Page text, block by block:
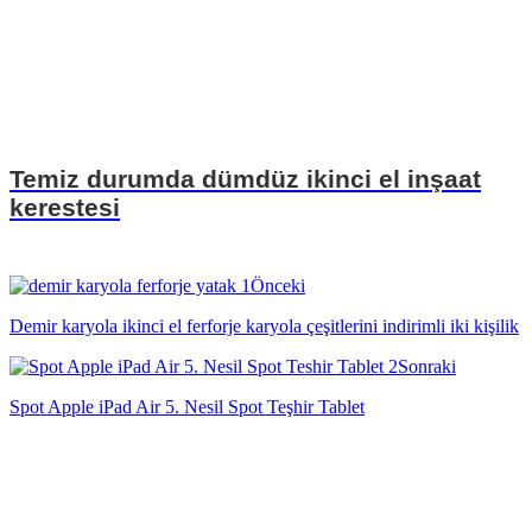
Temiz durumda dümdüz ikinci el inşaat
kerestesi
Önceki
Demir karyola ikinci el ferforje karyola çeşitlerini indirimli iki kişilik
Sonraki
Spot Apple iPad Air 5. Nesil Spot Teşhir Tablet